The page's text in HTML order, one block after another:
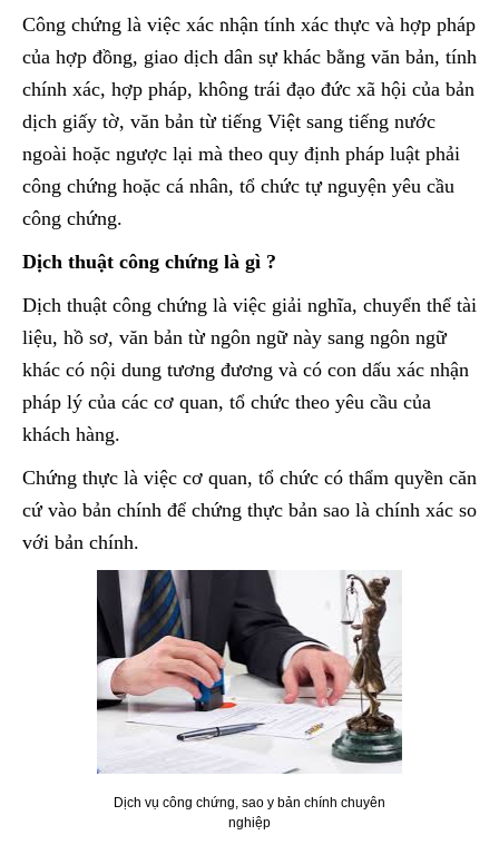
Công chứng là việc xác nhận tính xác thực và hợp pháp
của hợp đồng, giao dịch dân sự khác bằng văn bản, tính
chính xác, hợp pháp, không trái đạo đức xã hội của bản
dịch giấy tờ, văn bản từ tiếng Việt sang tiếng nước
ngoài hoặc ngược lại mà theo quy định pháp luật phải
công chứng hoặc cá nhân, tổ chức tự nguyện yêu cầu
công chứng.
Dịch thuật công chứng là gì ?
Dịch thuật công chứng là việc giải nghĩa, chuyển thể tài
liệu, hồ sơ, văn bản từ ngôn ngữ này sang ngôn ngữ
khác có nội dung tương đương và có con dấu xác nhận
pháp lý của các cơ quan, tổ chức theo yêu cầu của
khách hàng.
Chứng thực là việc cơ quan, tổ chức có thẩm quyền căn
cứ vào bản chính để chứng thực bản sao là chính xác so
với bản chính.
Dịch vụ công chứng, sao y bản chính chuyên
nghiệp